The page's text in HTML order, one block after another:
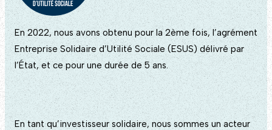
En 2022, nous avons obtenu pour la 2ème fois, l’agrément
Entreprise Solidaire d’Utilité Sociale (ESUS) délivré par
l’État, et ce pour une durée de 5 ans.
En tant qu’investisseur solidaire, nous sommes un acteur